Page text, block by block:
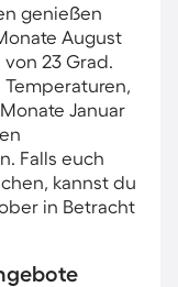
genießen
August
23 Grad.
Januar
Falls euch
kannst du
in Betracht